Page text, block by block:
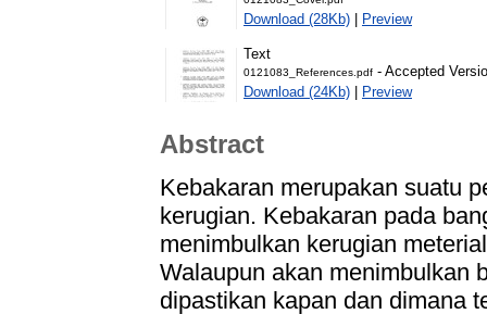
Download (28Kb) | Preview
Text
0121083_References.pdf - Accepted
Download (24Kb) | Preview
Abstract
Kebakaran merupakan suatu
kerugian. Kebakaran pada
menimbulkan kerugian
Walaupun akan menimbulkan
dipastikan kapan dan dimana